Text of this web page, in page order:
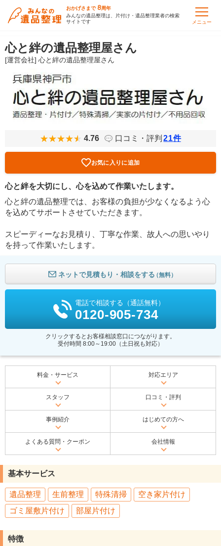
おかげさまで 8周年
みんなの遺品整理は、片付け・遺品整理業者の検索
サイトです
メニュー
心と絆の遺品整理屋さん
[運営会社] 心と絆の遺品整理屋さん
4.76 口コミ・評判 21件
お気に入りに追加
心と絆を大切にし、心を込めて作業いたします。
心と絆の遺品整理では、お客様の負担が少なくなるよう心
を込めてサポートさせていただきます。
スピーディーなお見積り、丁寧な作業、故人への思いやり
を持って作業いたします。
ネットで見積もり・相談をする（無料）
電話で相談する（通話無料）
0120-905-734
クリックするとお客様相談窓口につながります。
受付時間 8:00～19:00（土日祝も対応）
料金・サービス 対応エリア
スタッフ 口コミ・評判
事例紹介 はじめての方へ
よくある質問・クーポン 会社情報
基本サービス
遺品整理 生前整理 特殊清掃
空き家片付け
ゴミ屋敷片付け
部屋片付け
特徴